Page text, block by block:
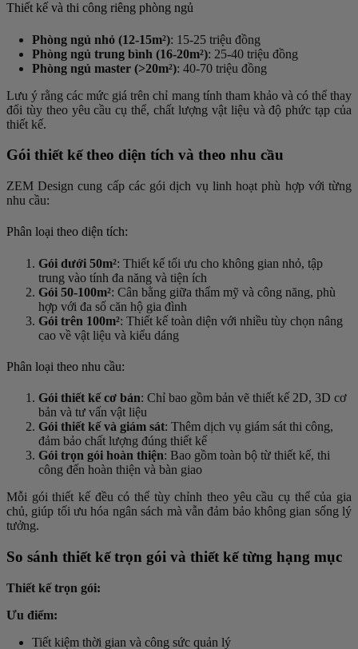
Thiết kế và thi công riêng phòng ngủ
Phòng ngủ nhỏ (12-15m²): 15-25 triệu đồng
Phòng ngủ trung bình (16-20m²): 25-40 triệu đồng
Phòng ngủ master (>20m²): 40-70 triệu đồng
Lưu ý rằng các mức giá trên chỉ mang tính tham khảo và có thể thay
đổi tùy theo yêu cầu cụ thể, chất lượng vật liệu và độ phức tạp của
thiết kế.
Gói thiết kế theo diện tích và theo nhu cầu
ZEM Design cung cấp các gói dịch vụ linh hoạt phù hợp với từng
nhu cầu:
Phân loại theo diện tích:
Gói dưới 50m²: Thiết kế tối ưu cho không gian nhỏ, tập
trung vào tính đa năng và tiện ích
Gói 50-100m²: Cân bằng giữa thẩm mỹ và công năng, phù
hợp với đa số căn hộ gia đình
Gói trên 100m²: Thiết kế toàn diện với nhiều tùy chọn nâng
cao về vật liệu và kiểu dáng
Phân loại theo nhu cầu:
Gói thiết kế cơ bản: Chỉ bao gồm bản vẽ thiết kế 2D, 3D cơ
bản và tư vấn vật liệu
Gói thiết kế và giám sát: Thêm dịch vụ giám sát thi công,
đảm bảo chất lượng đúng thiết kế
Gói trọn gói hoàn thiện: Bao gồm toàn bộ từ thiết kế, thi
công đến hoàn thiện và bàn giao
Mỗi gói thiết kế đều có thể tùy chỉnh theo yêu cầu cụ thể của gia
chủ, giúp tối ưu hóa ngân sách mà vẫn đảm bảo không gian sống lý
tưởng.
So sánh thiết kế trọn gói và thiết kế từng hạng mục
Thiết kế trọn gói:
Ưu điểm:
Tiết kiệm thời gian và công sức quản lý